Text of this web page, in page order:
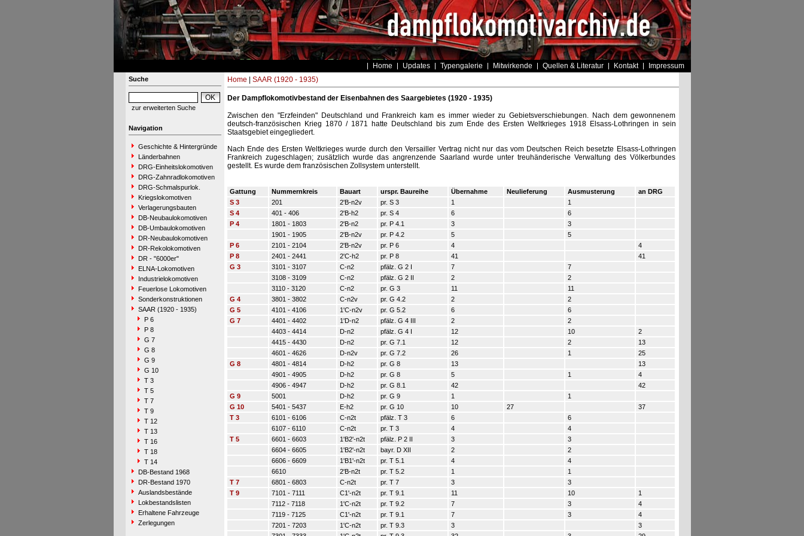
Home Updates Typengalerie Mitwirkende Quellen & Literatur Kontakt Impressum
Suche
zur erweiterten Suche
Navigation
Geschichte & Hintergründe
Länderbahnen
DRG-Einheitslokomotiven
DRG-Zahnradlokomotiven
DRG-Schmalspurlok.
Kriegslokomotiven
Verlagerungsbauten
DB-Neubaulokomotiven
DB-Umbaulokomotiven
DR-Neubaulokomotiven
DR-Rekolokomotiven
DR - "6000er"
ELNA-Lokomotiven
Industrielokomotiven
Feuerlose Lokomotiven
Sonderkonstruktionen
SAAR (1920 - 1935)
P 6
P 8
G 7
G 8
G 9
G 10
T 3
T 5
T 7
T 9
T 12
T 13
T 16
T 18
T 14
DB-Bestand 1968
DR-Bestand 1970
Auslandsbestände
Lokbestandslisten
Erhaltene Fahrzeuge
Zerlegungen
Home SAAR (1920 - 1935)
Der Dampflokomotivbestand der Eisenbahnen des Saargebietes (1920 - 1935)
Zwischen den "Erzfeinden" Deutschland und Frankreich kam es immer wieder zu Gebietsverschiebungen. Nach dem gewonnenem
deutsch-französischen Krieg 1870 / 1871 hatte Deutschland bis zum Ende des Ersten Weltkrieges 1918 Elsass-Lothringen in sein
Staatsgebiet eingegliedert.
Nach Ende des Ersten Weltkrieges wurde durch den Versailler Vertrag nicht nur das vom Deutschen Reich besetzte Elsass-Lothringen
Frankreich zugeschlagen; zusätzlich wurde das angrenzende Saarland wurde unter treuhänderische Verwaltung des Völkerbundes
gestellt. Es wurde dem französischen Zollsystem unterstellt.
Gattung Nummernkreis Bauart urspr. Baureihe Übernahme Neulieferung Ausmusterung
an DRG
S 3
201 2'B-n2v pr. S 3 1
1
S 4
401 - 406 2'B-h2 pr. S 4 6
6
P 4
1801 - 1803 2'B-n2 pr. P 4.1 3
3
1901 - 1905
2'B-n2v pr. P 4.2 5
5
P 6
2101 - 2104 2'B-n2v pr. P 6 4
4
P 8
2401 - 2441 2'C-h2 pr. P 8 41
41
G 3
3101 - 3107 C-n2 pfälz. G 2 I 7
7
3108 - 3109
C-n2 pfälz. G 2 II 2
2
3110 - 3120
C-n2 pr. G 3 11
11
G 4
3801 - 3802 C-n2v pr. G 4.2 2
2
G 5
4101 - 4106 1'C-n2v pr. G 5.2 6
6
G 7
4401 - 4402 1'D-n2 pfälz. G 4 III 2
2
4403 - 4414
D-n2 pfälz. G 4 I 12 10
2
4415 - 4430
D-n2 pr. G 7.1 12 2
13
4601 - 4626
D-n2v pr. G 7.2 26 1
25
G 8
4801 - 4814 D-h2 pr. G 8 13
13
4901 - 4905
D-h2 pr. G 8 5 1
4
4906 - 4947
D-h2 pr. G 8.1 42
42
G 9
5001 D-h2 pr. G 9 1
1
G 10
5401 - 5437 E-h2 pr. G 10 10 27
37
T 3
6101 - 6106 C-n2t pfälz. T 3 6
6
6107 - 6110
C-n2t pr. T 3 4
4
T 5
6601 - 6603 1'B2'-n2t pfälz. P 2 II 3
3
6604 - 6605
1'B2'-n2t bayr. D XII 2
2
6606 - 6609
1'B1'-n2t pr. T 5.1 4
4
6610
2'B-n2t pr. T 5.2 1
1
T 7
6801 - 6803 C-n2t pr. T 7 3
3
T 9
7101 - 7111 C1'-n2t pr. T 9.1 11 10
1
7112 - 7118
1'C-n2t pr. T 9.2 7 3
4
7119 - 7125
C1'-n2t pr. T 9.1 7 3
4
7201 - 7203
1'C-n2t pr. T 9.3 3
3